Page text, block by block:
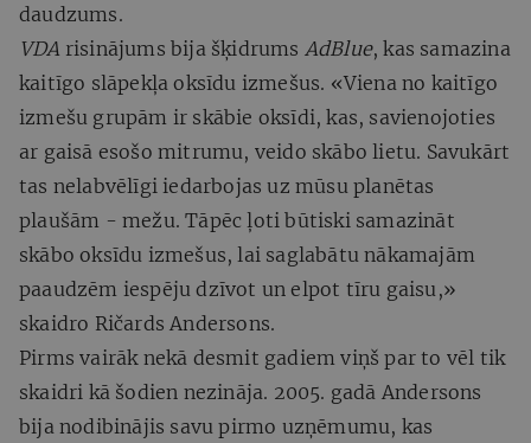
daudzums.
VDA risinājums bija šķidrums AdBlue, kas samazina
kaitīgo slāpekļa oksīdu izmešus. «Viena no kaitīgo
izmešu grupām ir skābie oksīdi, kas, savienojoties
ar gaisā esošo mitrumu, veido skābo lietu. Savukārt
tas nelabvēlīgi iedarbojas uz mūsu planētas
plaušām - mežu. Tāpēc ļoti būtiski samazināt
skābo oksīdu izmešus, lai saglabātu nākamajām
paaudzēm iespēju dzīvot un elpot tīru gaisu,»
skaidro Ričards Andersons.
Pirms vairāk nekā desmit gadiem viņš par to vēl tik
skaidri kā šodien nezināja. 2005. gadā Andersons
bija nodibinājis savu pirmo uzņēmumu, kas